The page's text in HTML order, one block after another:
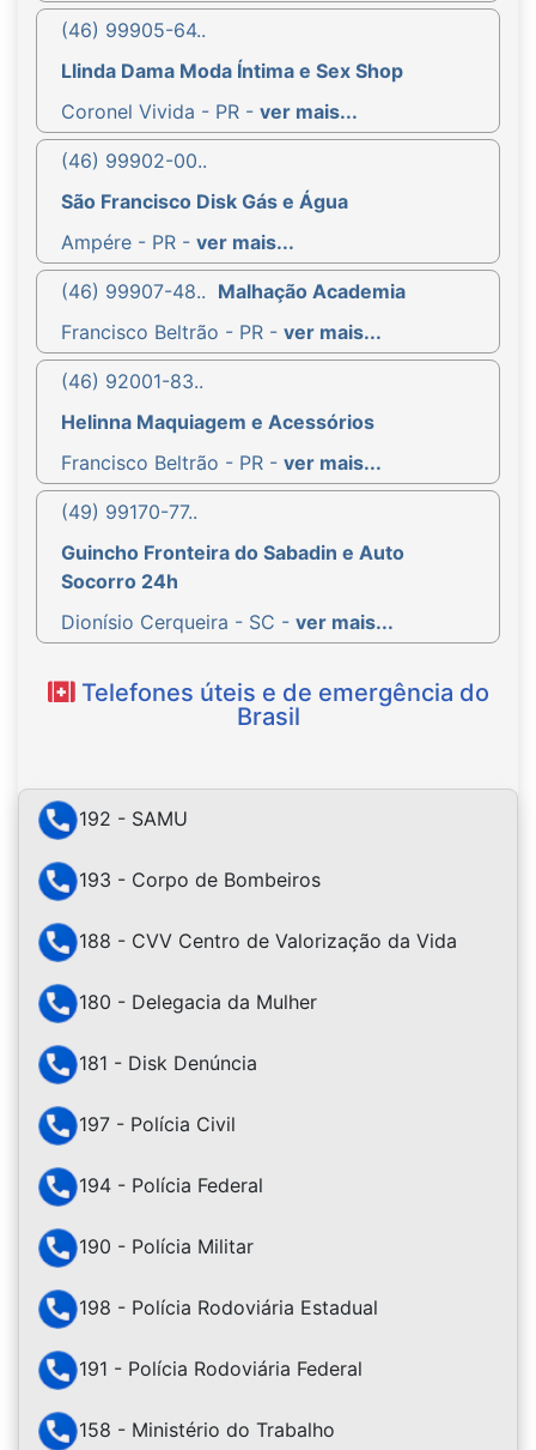
(46) 99905-64..
Llinda Dama Moda Íntima e Sex Shop
Coronel Vivida - PR - ver mais...
(46) 99902-00..
São Francisco Disk Gás e Água
Ampére - PR - ver mais...
(46) 99907-48.. Malhação Academia
Francisco Beltrão - PR - ver mais...
(46) 92001-83..
Helinna Maquiagem e Acessórios
Francisco Beltrão - PR - ver mais...
(49) 99170-77..
Guincho Fronteira do Sabadin e Auto
Socorro 24h
Dionísio Cerqueira - SC - ver mais...
Telefones úteis e de emergência do
Brasil
192 - SAMU
193 - Corpo de Bombeiros
188 - CVV Centro de Valorização da Vida
180 - Delegacia da Mulher
181 - Disk Denúncia
197 - Polícia Civil
194 - Polícia Federal
190 - Polícia Militar
198 - Polícia Rodoviária Estadual
191 - Polícia Rodoviária Federal
158 - Ministério do Trabalho